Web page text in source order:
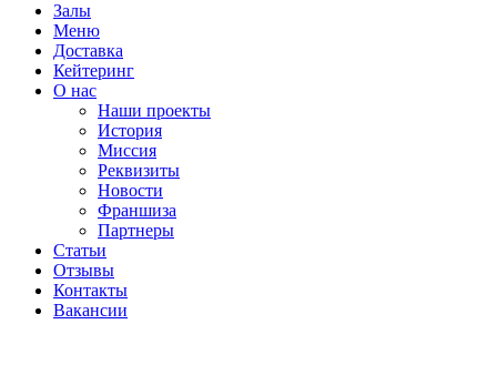
Залы
Меню
Доставка
Кейтеринг
О нас
Наши проекты
История
Миссия
Реквизиты
Новости
Франшиза
Партнеры
Статьи
Отзывы
Контакты
Вакансии